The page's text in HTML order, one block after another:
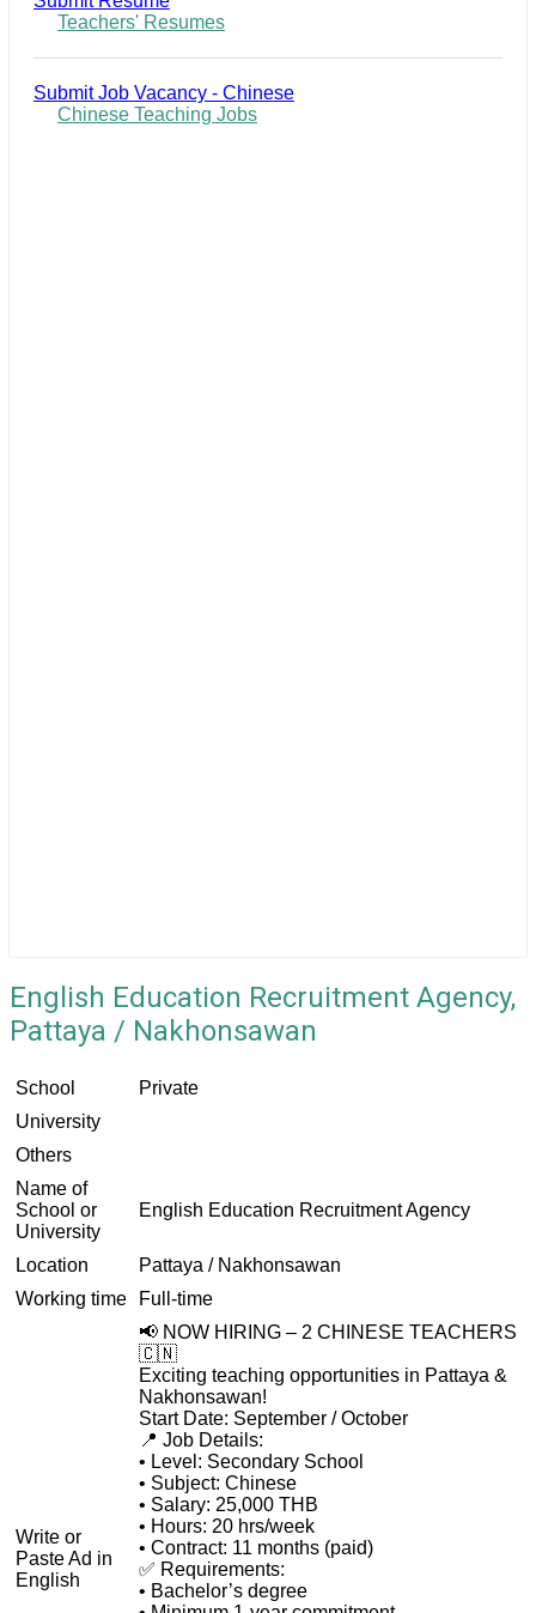
Teachers' Resumes
Submit Job Vacancy - Chinese
Chinese Teaching Jobs
English Education Recruitment Agency,
Pattaya / Nakhonsawan
School
Private
University
Others
Name of
School or
University
English Education Recruitment Agency
Location
Pattaya / Nakhonsawan
Working time
Full-time
Write or
Paste Ad in
English
📢 NOW HIRING – 2 CHINESE TEACHERS
🇨🇳
Exciting teaching opportunities in Pattaya &
Nakhonsawan!
Start Date: September / October
📍 Job Details:
• Level: Secondary School
• Subject: Chinese
• Salary: 25,000 THB
• Hours: 20 hrs/week
• Contract: 11 months (paid)
✅ Requirements:
• Bachelor’s degree